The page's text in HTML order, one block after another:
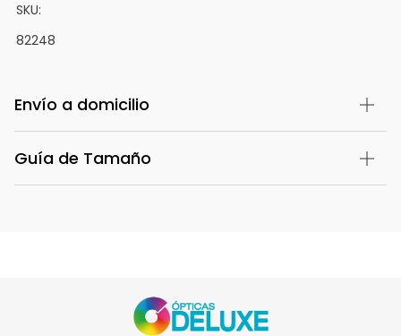
SKU:
82248
Envío a domicilio
Guía de Tamaño